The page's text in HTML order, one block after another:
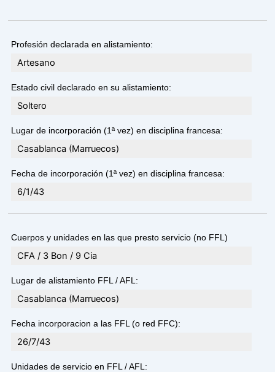
Profesión declarada en alistamiento:
Artesano
Estado civil declarado en su alistamiento:
Soltero
Lugar de incorporación (1ª vez) en disciplina francesa:
Casablanca (Marruecos)
Fecha de incorporación (1ª vez) en disciplina francesa:
6/1/43
Cuerpos y unidades en las que presto servicio (no FFL)
CFA / 3 Bon / 9 Cia
Lugar de alistamiento FFL / AFL:
Casablanca (Marruecos)
Fecha incorporacion a las FFL (o red FFC):
26/7/43
Unidades de servicio en FFL / AFL: